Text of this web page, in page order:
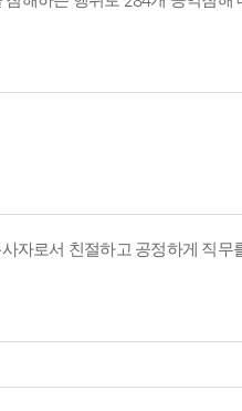
자로서 친절하고 공정하게 직